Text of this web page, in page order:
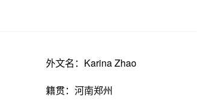
外文名：Karina Zhao
籍贯：河南郑州